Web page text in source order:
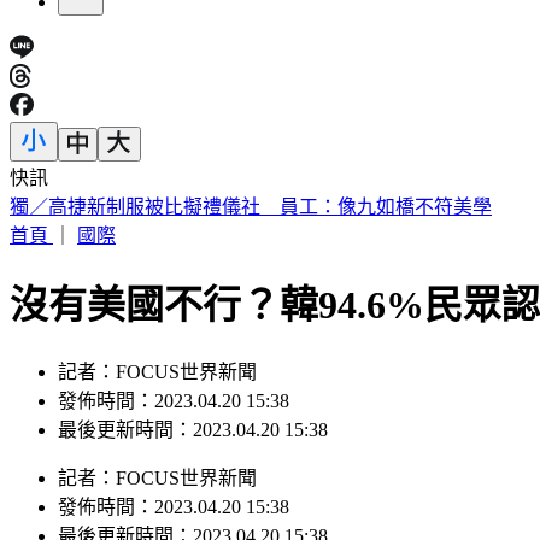
快訊
獨／高捷新制服被比擬禮儀社 員工：像九如橋不符美學
首頁
國際
沒有美國不行？韓94.6%民眾
記者：FOCUS世界新聞
發佈時間：2023.04.20 15:38
最後更新時間：2023.04.20 15:38
記者 ： FOCUS世界新聞
發佈時間： 2023.04.20 15:38
最後更新時間： 2023.04.20 15:38